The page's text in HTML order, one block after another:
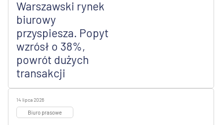
Warszawski rynek
biurowy
przyspiesza. Popyt
wzrósł o 38%,
powrót dużych
transakcji
14 lipca 2026
Biuro prasowe